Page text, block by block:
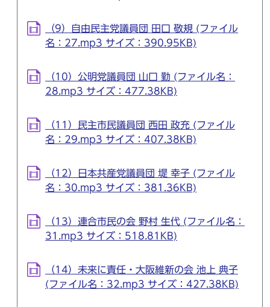
（9）自由民主党議員団 田口 敬規 (ファイル
名：27.mp3 サイズ：390.95KB)
（10）公明党議員団 山口 勤 (ファイル名：
28.mp3 サイズ：477.38KB)
（11）民主市民議員団 西田 政充 (ファイル
名：29.mp3 サイズ：407.38KB)
（12）日本共産党議員団 堤 幸子 (ファイル
名：30.mp3 サイズ：381.36KB)
（13）連合市民の会 野村 生代 (ファイル名：
31.mp3 サイズ：518.81KB)
（14）未来に責任・大阪維新の会 池上 典子
(ファイル名：32.mp3 サイズ：427.38KB)